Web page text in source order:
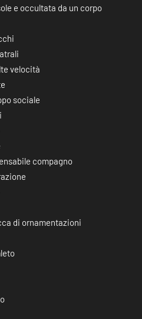
e occultata da un corpo
velocità
sociale
compagno
di ornamentazioni